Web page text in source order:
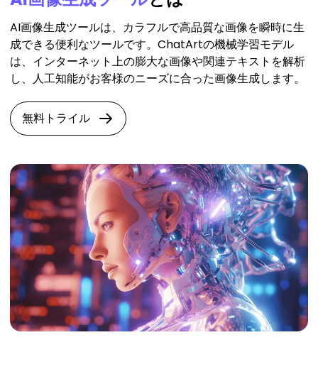
AI画像生成ツールは、カラフルで高品質な画像を瞬時に生
成できる便利なツールです。ChatArtの機械学習モデル
は、インターネット上の膨大な画像や関連テキストを解析
し、人工知能がお客様のニーズに合った画像生成します。
無料トライル